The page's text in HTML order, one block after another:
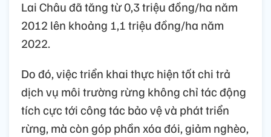
Lai Châu đã tăng từ 0,3 triệu đồng/ha năm
2012 lên khoảng 1,1 triệu đồng/ha năm
2022.
Do đó, việc triển khai thực hiện tốt chi trả
dịch vụ môi trường rừng không chỉ tác động
tích cực tới công tác bảo vệ và phát triển
rừng, mà còn góp phần xóa đói, giảm nghèo,